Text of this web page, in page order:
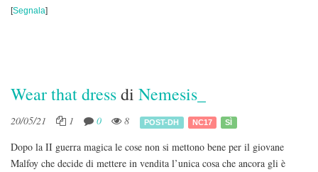
[Segnala]
Wear that dressdi Nemesis_
20/05/21 1 0 8 POST-DH NC17 SÌ
Dopo la II guerra magica le cose non si mettono bene per il giovane
Malfoy che decide di mettere in vendita l’unica cosa che ancora gli è